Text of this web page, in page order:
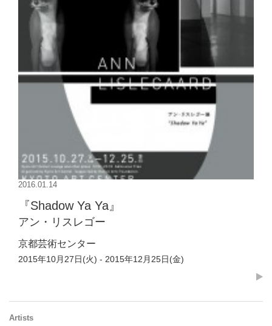
2016.01.14
『Shadow Ya Ya』
アン・リスレゴー
京都芸術センター
2015年10月27日(火) - 2015年12月25日(金)
Artists